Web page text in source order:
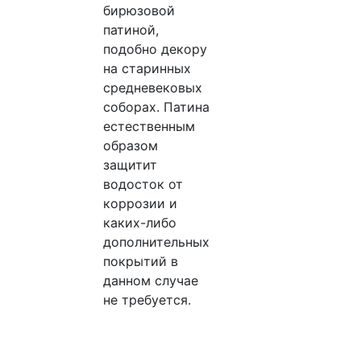
бирюзовой
патиной,
подобно декору
на старинных
средневековых
соборах. Патина
естественным
образом
защитит
водосток от
коррозии и
каких-либо
дополнительных
покрытий в
данном случае
не требуется.